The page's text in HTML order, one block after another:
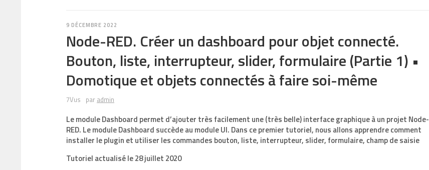
9 DÉCEMBRE 2022
Node-RED. Créer un dashboard pour objet connecté.
Bouton, liste, interrupteur, slider, formulaire (Partie 1) •
Domotique et objets connectés à faire soi-même
7Vus par admin
Le module Dashboard permet d’ajouter très facilement une (très belle) interface graphique à un projet Node-
RED. Le module Dashboard succède au module UI. Dans ce premier tutoriel, nous allons apprendre comment
installer le plugin et utiliser les commandes bouton, liste, interrupteur, slider, formulaire, champ de saisie
Tutoriel actualisé le 28 juillet 2020